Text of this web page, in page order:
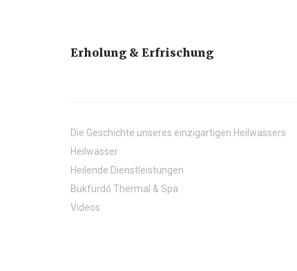
Die Geschichte unseres einzigartigen Heilwassers
Heilwasser